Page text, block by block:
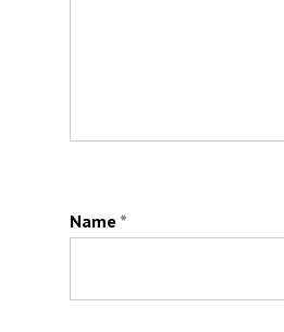
Name *